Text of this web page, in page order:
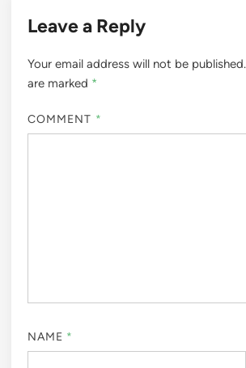
Leave a Reply
Your email address will not be published.
are marked *
COMMENT *
NAME *